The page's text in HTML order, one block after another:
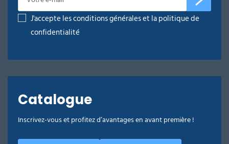
J'accepte les conditions générales et la politique de
confidentialité
Catalogue
Inscrivez-vous et profitez d’avantages en avant première !